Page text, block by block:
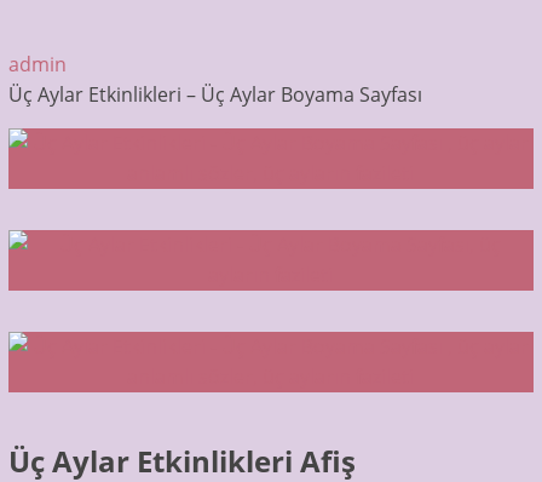
admin
Üç Aylar Etkinlikleri – Üç Aylar Boyama Sayfası
Üç Aylar Etkinlikleri Afiş